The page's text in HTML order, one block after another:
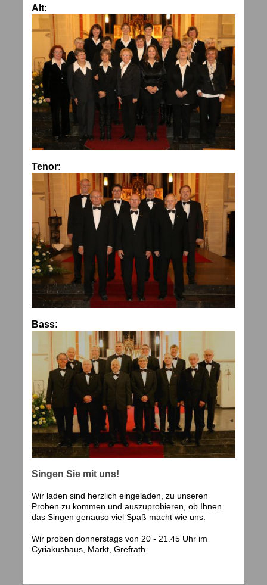
Alt:
Tenor:
Bass:
Singen Sie mit uns!
Wir laden sind herzlich eingeladen, zu unseren
Proben zu kommen und auszuprobieren, ob Ihnen
das Singen genauso viel Spaß macht wie uns.
Wir proben donnerstags von 20 - 21.45 Uhr im
Cyriakushaus, Markt, Grefrath.